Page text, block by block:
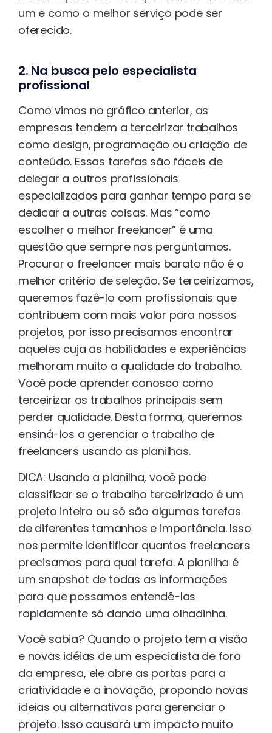
um e como o melhor serviço pode ser
oferecido.
2. Na busca pelo especialista
profissional
Como vimos no gráfico anterior, as
empresas tendem a terceirizar trabalhos
como design, programação ou criação de
conteúdo. Essas tarefas são fáceis de
delegar a outros profissionais
especializados para ganhar tempo para se
dedicar a outras coisas. Mas “como
escolher o melhor freelancer” é uma
questão que sempre nos perguntamos.
Procurar o freelancer mais barato não é o
melhor critério de seleção. Se terceirizamos,
queremos fazê-lo com profissionais que
contribuem com mais valor para nossos
projetos, por isso precisamos encontrar
aqueles cuja as habilidades e experiências
melhoram muito a qualidade do trabalho.
Você pode aprender conosco como
terceirizar os trabalhos principais sem
perder qualidade. Desta forma, queremos
ensiná-los a gerenciar o trabalho de
freelancers usando as planilhas.
DICA: Usando a planilha, você pode
classificar se o trabalho terceirizado é um
projeto inteiro ou só são algumas tarefas
de diferentes tamanhos e importância. Isso
nos permite identificar quantos freelancers
precisamos para qual tarefa. A planilha é
um snapshot de todas as informações
para que possamos entendê-las
rapidamente só dando uma olhadinha.
Você sabia? Quando o projeto tem a visão
e novas idéias de um especialista de fora
da empresa, ele abre as portas para a
criatividade e a inovação, propondo novas
ideias ou alternativas para gerenciar o
projeto. Isso causará um impacto muito